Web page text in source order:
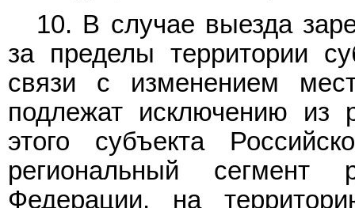
10. В случае выезда
за пределы территории
связи с изменением
подлежат исключению из
этого субъекта
региональный сегмент
Федерации, на